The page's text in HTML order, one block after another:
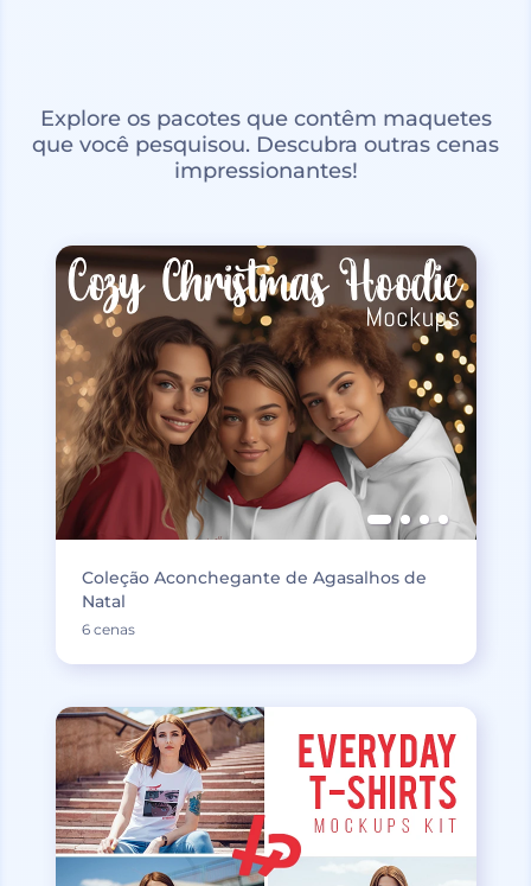
Explore os pacotes que contêm maquetes
que você pesquisou. Descubra outras cenas
impressionantes!
Coleção Aconchegante de Agasalhos de
Natal
6 cenas